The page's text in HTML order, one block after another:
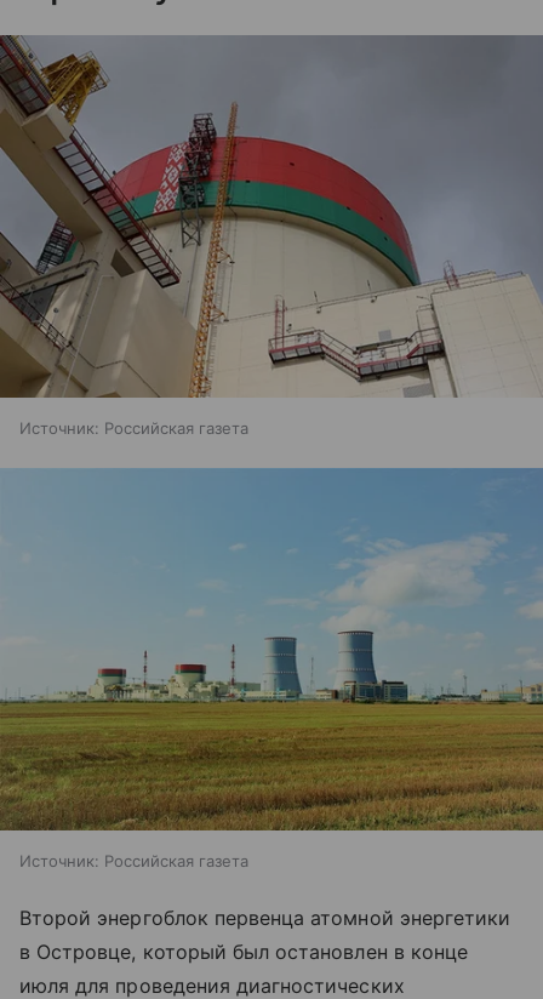
Источник: Российская газета
Источник: Российская газета
Второй энергоблок первенца атомной энергетики
в Островце, который был остановлен в конце
июля для проведения диагностических